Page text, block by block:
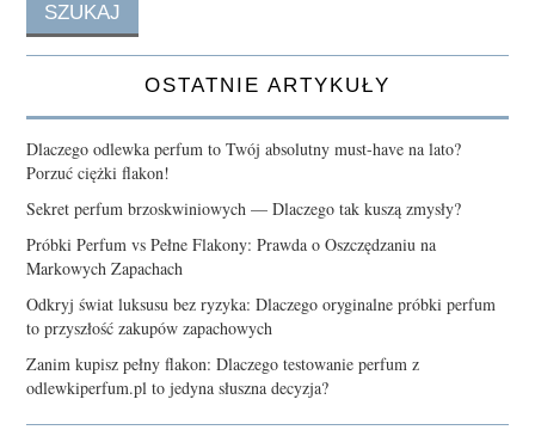
OSTATNIE ARTYKUŁY
Dlaczego odlewka perfum to Twój absolutny must-have na lato?
Porzuć ciężki flakon!
Sekret perfum brzoskwiniowych — Dlaczego tak kuszą zmysły?
Próbki Perfum vs Pełne Flakony: Prawda o Oszczędzaniu na
Markowych Zapachach
Odkryj świat luksusu bez ryzyka: Dlaczego oryginalne próbki perfum
to przyszłość zakupów zapachowych
Zanim kupisz pełny flakon: Dlaczego testowanie perfum z
odlewkiperfum.pl to jedyna słuszna decyzja?